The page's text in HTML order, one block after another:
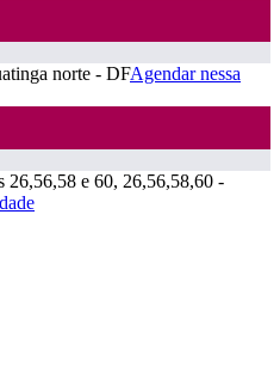
norte - DFAgendar nessa
26,56,58 e 60, 26,56,58,60 -